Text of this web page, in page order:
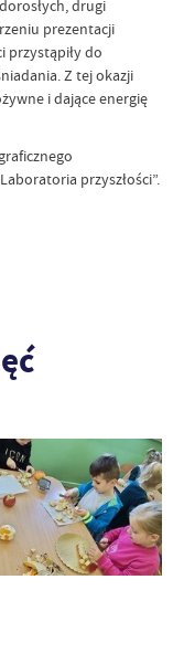
drugi
prezentacji
przystąpiły do
Z tej okazji
i dające energię
przyszłości”.